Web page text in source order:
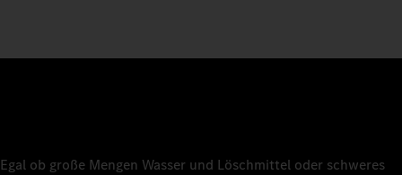
Egal ob große Mengen Wasser und Löschmittel oder schweres